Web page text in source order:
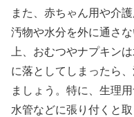
また、赤ちゃん用や介
汚物や水分を外に通さ
上、おむつやナプキン
に落としてしまったら
ましょう。特に、生理
水管などに張り付くと